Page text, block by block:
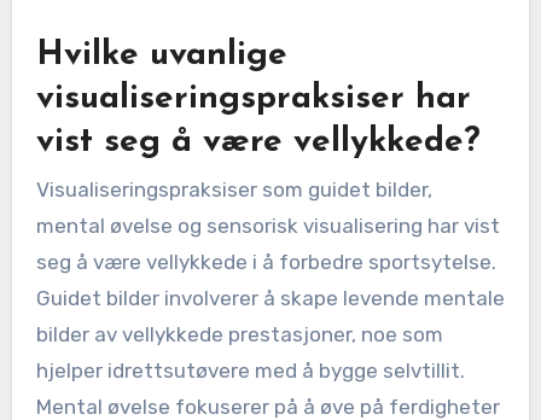
prestasjon. Som et resultat forbereder
visualisering ikke bare sinnet, men forsterker
også en positiv tankegang, noe som gjør det
mulig for idrettsutøvere å takle utfordringer
med selvtillit.
Hvilke uvanlige
visualiseringspraksiser har
vist seg å være vellykkede?
Visualiseringspraksiser som guidet bilder,